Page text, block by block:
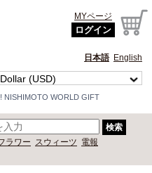
日本語 English
(USD)
NISHIMOTO WORLD GIFT
検索
ラワー スウィーツ
電報
MYページ
ログイン